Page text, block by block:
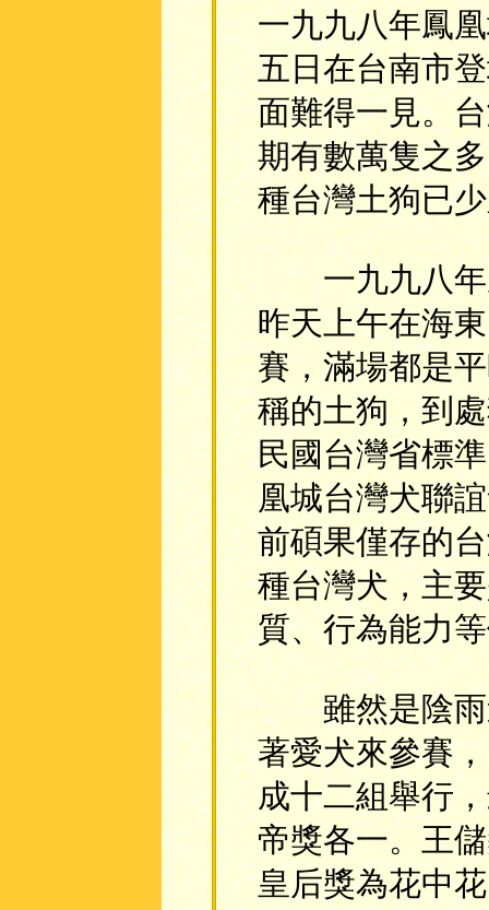
一九九八年鳳
五日在台南市
面難得一見。
期有數萬隻之
種台灣土狗已
一九九八年
昨天上午在海
賽，滿場都是
稱的土狗，到
民國台灣省標
凰城台灣犬聯
前碩果僅存的
種台灣犬，主
質、行為能力
雖然是陰雨
著愛犬來參賽
成十二組舉行
帝獎各一。王
皇后獎為花中